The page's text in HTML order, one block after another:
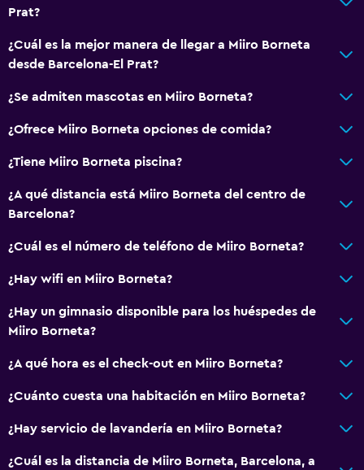
Prat?
¿Cuál es la mejor manera de llegar a Miiro Borneta
desde Barcelona-El Prat?
¿Se admiten mascotas en Miiro Borneta?
¿Ofrece Miiro Borneta opciones de comida?
¿Tiene Miiro Borneta piscina?
¿A qué distancia está Miiro Borneta del centro de
Barcelona?
¿Cuál es el número de teléfono de Miiro Borneta?
¿Hay wifi en Miiro Borneta?
¿Hay un gimnasio disponible para los huéspedes de
Miiro Borneta?
¿A qué hora es el check-out en Miiro Borneta?
¿Cuánto cuesta una habitación en Miiro Borneta?
¿Hay servicio de lavandería en Miiro Borneta?
¿Cuál es la distancia de Miiro Borneta, Barcelona, a